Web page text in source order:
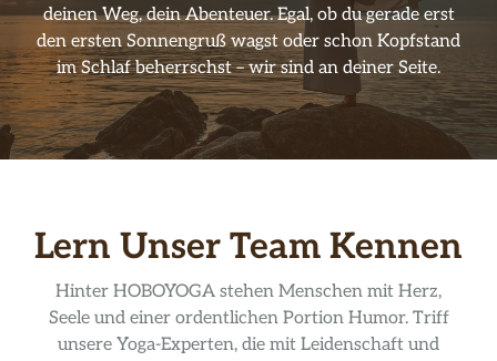
deinen Weg, dein Abenteuer. Egal, ob du gerade erst
den ersten Sonnengruß wagst oder schon Kopfstand
im Schlaf beherrschst – wir sind an deiner Seite.
Lern Unser Team Kennen
Hinter HOBOYOGA stehen Menschen mit Herz,
Seele und einer ordentlichen Portion Humor. Triff
unsere Yoga-Experten, die mit Leidenschaft und